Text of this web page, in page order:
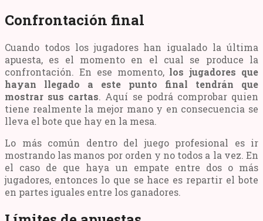
Confrontación final
Cuando todos los jugadores han igualado la última
apuesta, es el momento en el cual se produce la
confrontación. En ese momento, los jugadores que
hayan llegado a este punto final tendrán que
mostrar sus cartas. Aquí se podrá comprobar quien
tiene realmente la mejor mano y en consecuencia se
lleva el bote que hay en la mesa.
Lo más común dentro del juego profesional es ir
mostrando las manos por orden y no todos a la vez. En
el caso de que haya un empate entre dos o más
jugadores, entonces lo que se hace es repartir el bote
en partes iguales entre los ganadores.